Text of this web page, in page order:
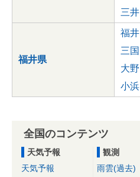
三井
福井県
福井
三国
大野
小浜
全国のコンテンツ
天気予報
天気予報
観測
雨雲(過去)